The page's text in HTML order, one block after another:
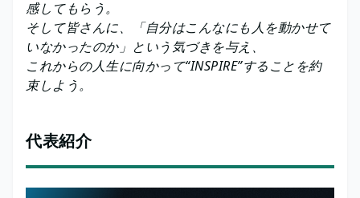
感してもらう。
そして皆さんに、「自分はこんなにも人を動かせて
いなかったのか」という気づきを与え、
これからの人生に向かって“INSPIRE”することを約
束しよう。
代表紹介